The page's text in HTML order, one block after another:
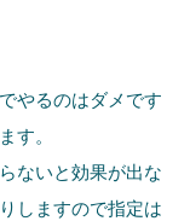
やるのはダメです
す。
ないと効果が出な
しますので指定は